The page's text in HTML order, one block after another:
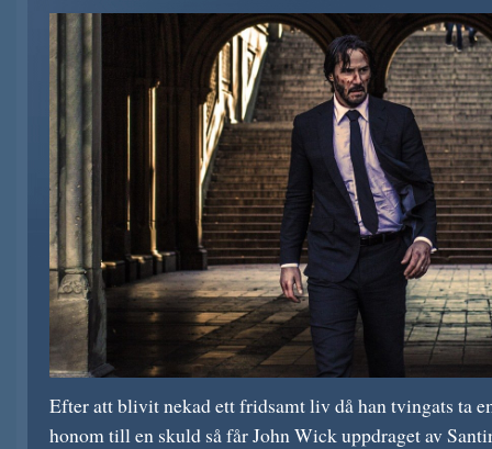
Efter att blivit nekad ett fridsamt liv då han tvingats ta
honom till en skuld så får John Wick uppdraget av